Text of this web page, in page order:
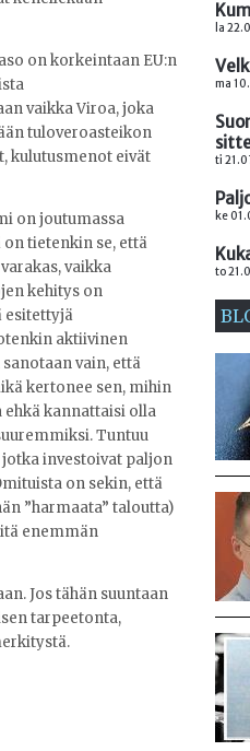
on korkeintaan EU:n
vaikka Viroa, joka
tuloveroasteikon
kulutusmenot eivät
on joutumassa
tietenkin se, että
vaikka
kehitys on
esitettyjä
aktiivinen
vain, että
kertonee sen, mihin
ehkä kannattaisi olla
Tuntuu
investoivat paljon
on sekin, että
”harmaata” taloutta)
enemmän
Jos tähän suuntaan
tarpeetonta,
la
ma
ti
ke
to